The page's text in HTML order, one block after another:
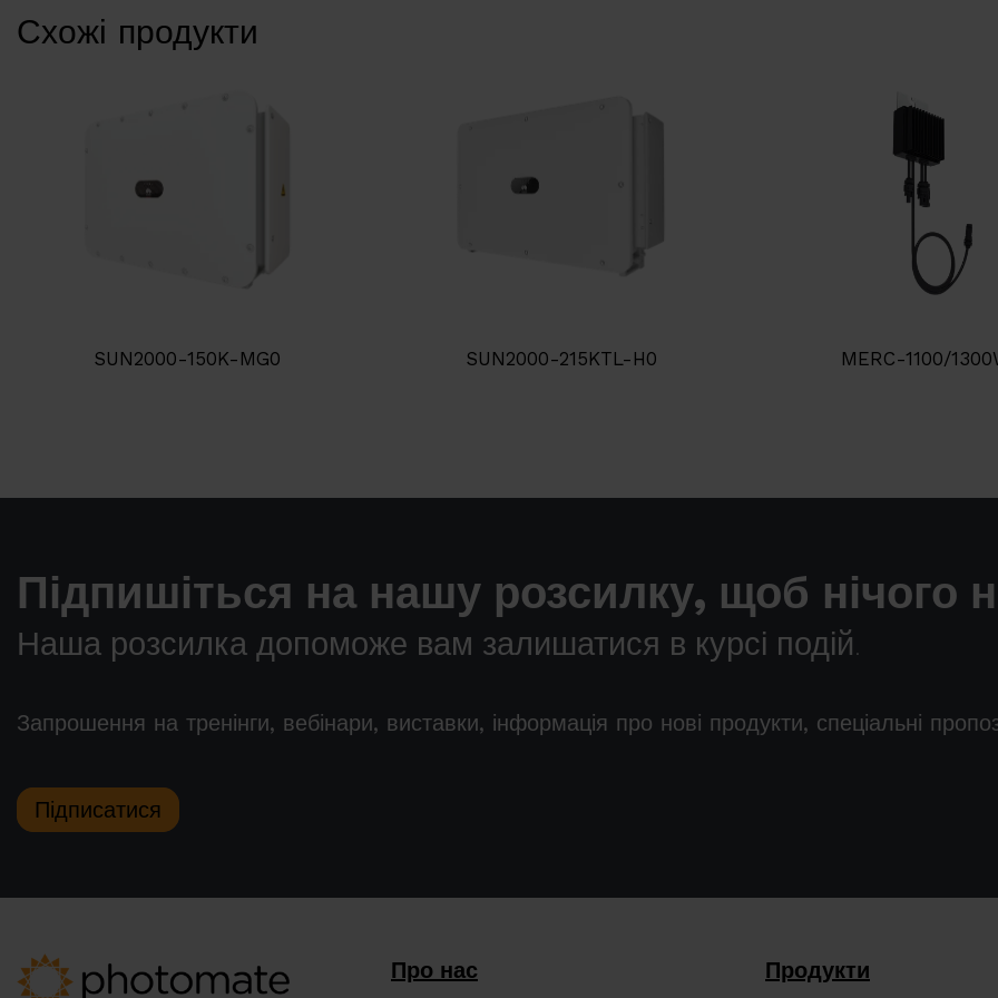
Схожі продукти
SUN2000-150K-MG0 SUN2000-215KTL-H0 MERC-1100/
Підпишіться на нашу розсилку, щоб нічого
Наша розсилка допоможе вам залишатися в курсі подій.
Запрошення на тренінги, вебінари, виставки, інформація про нові продукти, спеціальні
Підписатися
Про нас Продукти